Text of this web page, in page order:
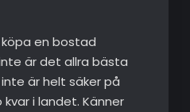
en bostad
är det allra bästa
är helt säker på
i landet. Känner